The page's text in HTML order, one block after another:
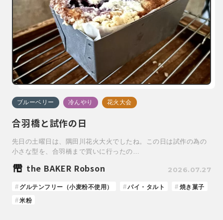
ブルーベリー 冷んやり 花火大会
合羽橋と試作の日
先日の土曜日は、隅田川花火大火でしたね。この日は試作の為の
小さな型を、合羽橋まで買いに行ったの…
the BAKER Robson 2026.07.27
グルテンフリー（小麦粉不使用） パイ・タルト
焼き菓子
米粉